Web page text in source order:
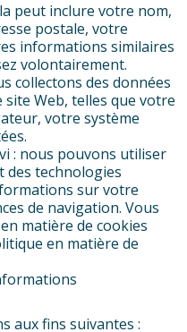
peut inclure votre nom,
postale, votre
informations similaires
volontairement.
collectons des données
Web, telles que votre
votre système
: nous pouvons utiliser
des technologies
sur votre
de navigation. Vous
matière de cookies
en matière de
aux fins suivantes :